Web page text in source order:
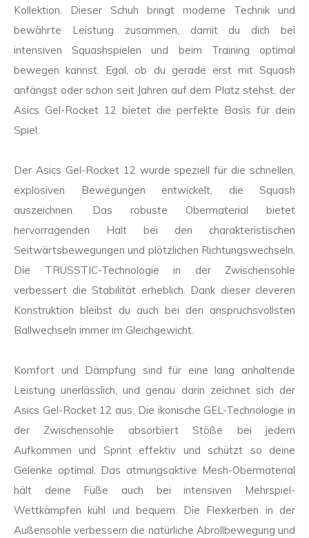
Kollektion. Dieser Schuh bringt moderne Technik und
bewährte Leistung zusammen, damit du dich bei
intensiven Squashspielen und beim Training optimal
bewegen kannst. Egal, ob du gerade erst mit Squash
anfängst oder schon seit Jahren auf dem Platz stehst, der
Asics Gel-Rocket 12 bietet die perfekte Basis für dein
Spiel.
Der Asics Gel-Rocket 12 wurde speziell für die schnellen,
explosiven Bewegungen entwickelt, die Squash
auszeichnen. Das robuste Obermaterial bietet
hervorragenden Halt bei den charakteristischen
Seitwärtsbewegungen und plötzlichen Richtungswechseln.
Die TRUSSTIC-Technologie in der Zwischensohle
verbessert die Stabilität erheblich. Dank dieser cleveren
Konstruktion bleibst du auch bei den anspruchsvollsten
Ballwechseln immer im Gleichgewicht.
Komfort und Dämpfung sind für eine lang anhaltende
Leistung unerlässlich, und genau darin zeichnet sich der
Asics Gel-Rocket 12 aus. Die ikonische GEL-Technologie in
der Zwischensohle absorbiert Stöße bei jedem
Aufkommen und Sprint effektiv und schützt so deine
Gelenke optimal. Das atmungsaktive Mesh-Obermaterial
hält deine Füße auch bei intensiven Mehrspiel-
Wettkämpfen kühl und bequem. Die Flexkerben in der
Außensohle verbessern die natürliche Abrollbewegung und